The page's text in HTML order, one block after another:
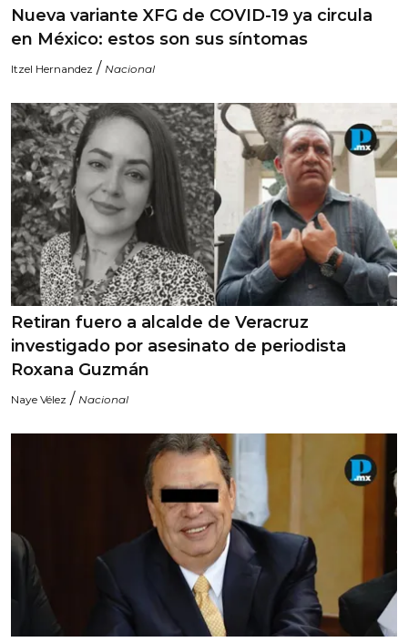
Nueva variante XFG de COVID-19 ya circula
en México: estos son sus síntomas
Itzel Hernandez / Nacional
Retiran fuero a alcalde de Veracruz
investigado por asesinato de periodista
Roxana Guzmán
Naye Vélez / Nacional